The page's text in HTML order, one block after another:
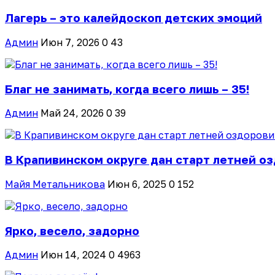
Лагерь – это калейдоскоп детских эмоций
Админ Июн 7, 2026 0 43
Благ не занимать, когда всего лишь – 35!
Админ Май 24, 2026 0 39
В Крапивинском округе дан старт летней
Майя Метальникова Июн 6, 2025 0 152
Ярко, весело, задорно
Админ Июн 14, 2024 0 4963